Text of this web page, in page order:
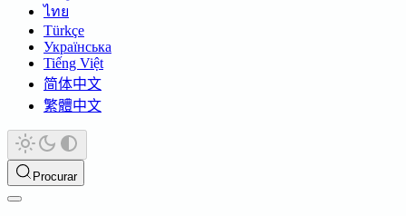
ไทย
Türkçe
Українська
Tiếng Việt
简体中文
繁體中文
Procurar